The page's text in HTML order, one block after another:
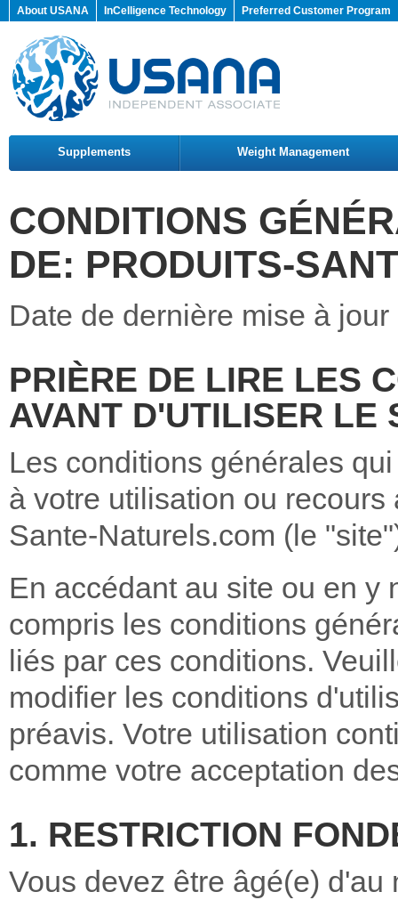
About USANA InCelligence Technology Preferred Customer Program
Supplements Weight Management
CONDITIONS
DE: PRODUITS-
Date de dernière mise à
PRIÈRE DE LIRE LES
AVANT D'UTILISER LE
Les conditions générales
à votre utilisation ou
Sante-Naturels.com (le
En accédant au site ou en y
compris les conditions
liés par ces conditions.
modifier les conditions
préavis. Votre utilisation
comme votre acceptation
1. RESTRICTION
Vous devez être âgé(e)